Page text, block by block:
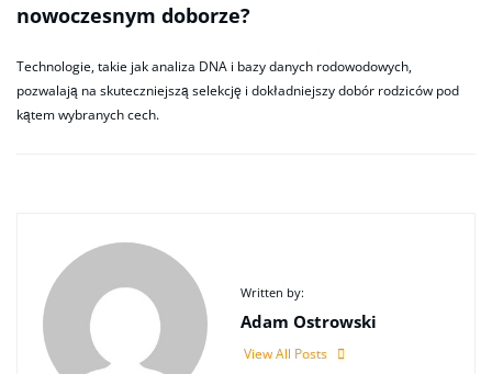
nowoczesnym doborze?
Technologie, takie jak analiza DNA i bazy danych rodowodowych,
pozwalają na skuteczniejszą selekcję i dokładniejszy dobór rodziców pod
kątem wybranych cech.
Written by:
Adam Ostrowski
View All Posts